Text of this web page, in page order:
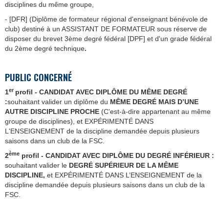
disciplines du même groupe,
- [DFR] (Diplôme de formateur régional d'enseignant bénévole de
club) destiné à un ASSISTANT DE FORMATEUR sous réserve de
disposer du brevet 3ème degré fédéral [DPF] et d'un grade fédéral
du 2ème degré technique.
PUBLIC CONCERNÉ
1er profil - CANDIDAT AVEC DIPLÔME DU MÊME DEGRÉ
:souhaitant valider un diplôme du MÊME DEGRÉ MAIS D’UNE
AUTRE DISCIPLINE PROCHE (C'est-à-dire appartenant au même
groupe de disciplines), et EXPÉRIMENTÉ DANS
L'ENSEIGNEMENT de la discipline demandée depuis plusieurs
saisons dans un club de la FSC.
2ème profil - CANDIDAT AVEC DIPLÔME DU DEGRÉ INFÉRIEUR :
souhaitant valider le DEGRÉ SUPÉRIEUR DE LA MÊME
DISCIPLINE, et EXPÉRIMENTÉ DANS L’ENSEIGNEMENT de la
discipline demandée depuis plusieurs saisons dans un club de la
FSC.